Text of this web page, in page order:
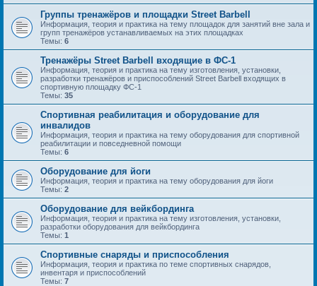
Группы тренажёров и площадки Street Barbell
Информация, теория и практика на тему площадок для занятий вне зала и
групп тренажёров устанавливаемых на этих площадках
Темы: 6
Тренажёры Street Barbell входящие в ФС-1
Информация, теория и практика на тему изготовления, установки,
разработки тренажёров и приспособлений Street Barbell входящих в
спортивную площадку ФС-1
Темы: 35
Спортивная реабилитация и оборудование для
инвалидов
Информация, теория и практика на тему оборудования для спортивной
реабилитации и повседневной помощи
Темы: 6
Оборудование для йоги
Информация, теория и практика на тему оборудования для йоги
Темы: 2
Оборудование для вейкбординга
Информация, теория и практика на тему изготовления, установки,
разработки оборудования для вейкбординга
Темы: 1
Спортивные снаряды и приспособления
Информация, теория и практика по теме спортивных снарядов,
инвентаря и приспособлений
Темы: 7